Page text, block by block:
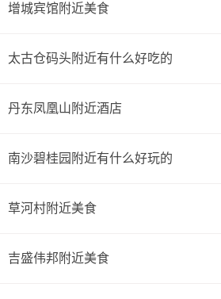
增城宾馆附近美食
太古仓码头附近有什么好吃的
丹东凤凰山附近酒店
南沙碧桂园附近有什么好玩的
草河村附近美食
吉盛伟邦附近美食